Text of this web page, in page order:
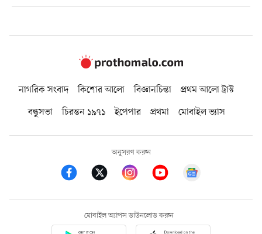
নাগরিক সংবাদ কিশোর আলো বিজ্ঞানচিন্তা
প্রথম আলো ট্রাস্ট
বন্ধুসভা
চিরন্তন ১৯৭১ ইপেপার প্রথমা মোবাইল ভ্যাস
অনুসরণ করুন
মোবাইল অ্যাপস ডাউনলোড করুন